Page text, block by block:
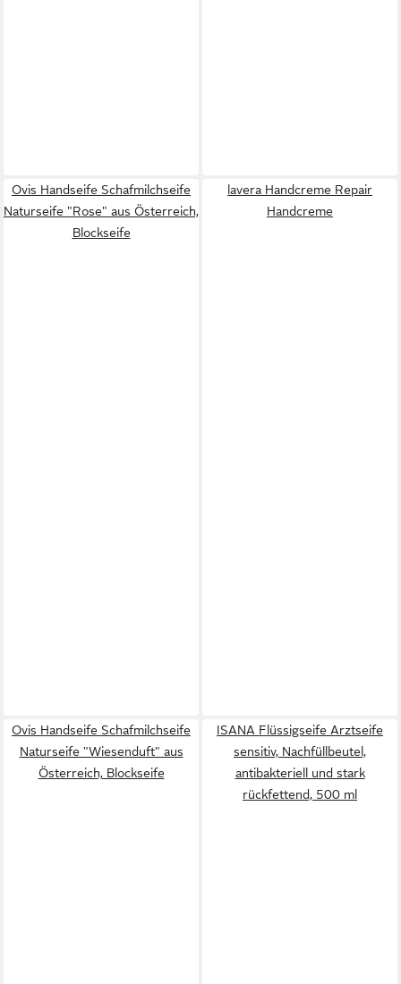
Ovis Handseife Schafmilchseife
Naturseife "Rose" aus Österreich,
Blockseife
lavera Handcreme Repair
Handcreme
Ovis Handseife Schafmilchseife
Naturseife "Wiesenduft" aus
Österreich, Blockseife
ISANA Flüssigseife Arztseife
sensitiv, Nachfüllbeutel,
antibakteriell und stark
rückfettend, 500 ml